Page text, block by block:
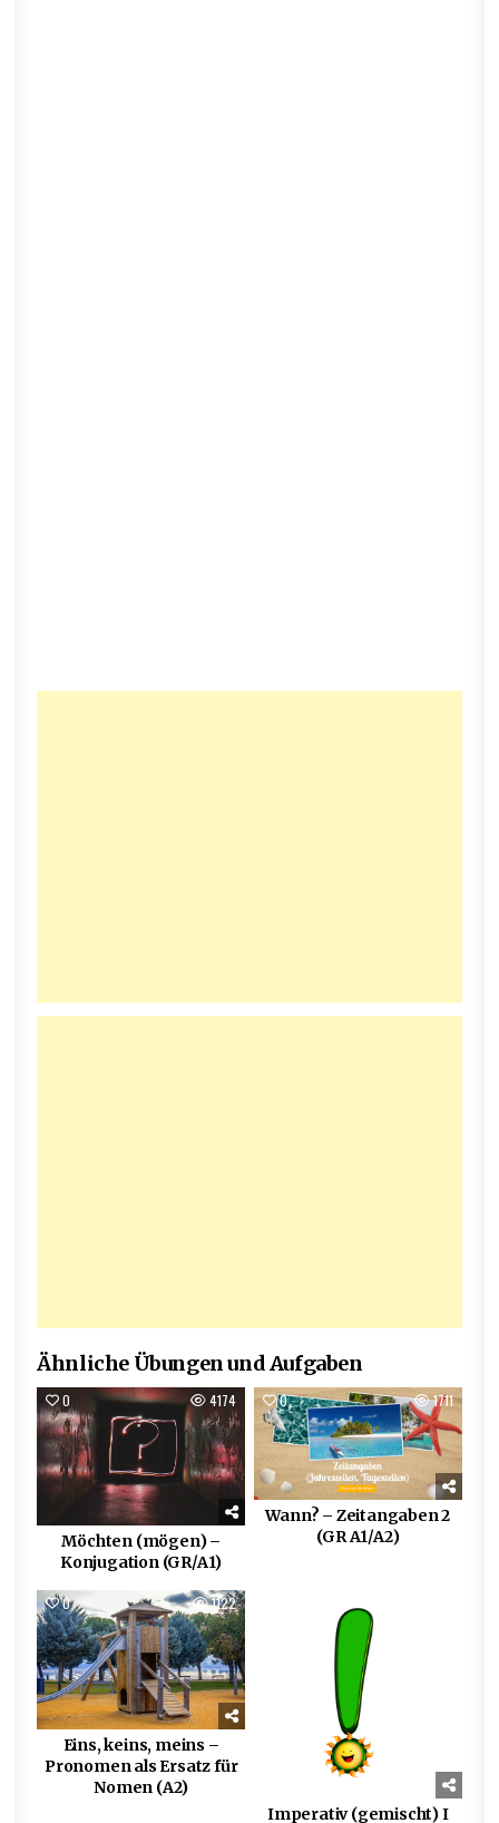
Ähnliche Übungen und Aufgaben
0 4174
Möchten (mögen) –
Konjugation (GR/A1)
0 1711
Wann? – Zeitangaben 2
(GR A1/A2)
0 1122
Eins, keins, meins –
Pronomen als Ersatz für
Nomen (A2)
Imperativ (gemischt) I